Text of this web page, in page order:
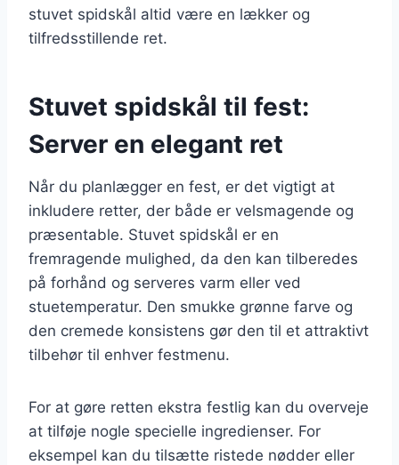
stuvet spidskål altid være en lækker og
tilfredsstillende ret.
Stuvet spidskål til fest:
Server en elegant ret
Når du planlægger en fest, er det vigtigt at
inkludere retter, der både er velsmagende og
præsentable. Stuvet spidskål er en
fremragende mulighed, da den kan tilberedes
på forhånd og serveres varm eller ved
stuetemperatur. Den smukke grønne farve og
den cremede konsistens gør den til et attraktivt
tilbehør til enhver festmenu.
For at gøre retten ekstra festlig kan du overveje
at tilføje nogle specielle ingredienser. For
eksempel kan du tilsætte ristede nødder eller